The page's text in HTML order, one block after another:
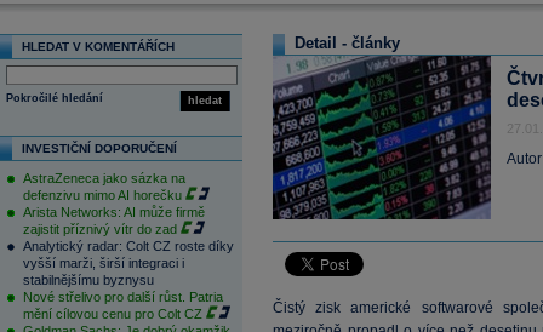
HLEDAT V KOMENTÁŘÍCH
hledat
Pokročilé hledání
INVESTIČNÍ DOPORUČENÍ
AstraZeneca jako sázka na
defenzivu mimo AI horečku
Arista Networks: AI může firmě
zajistit příznivý vítr do zad
Analytický radar: Colt CZ roste díky
vyšší marži, širší integraci i
stabilnějšímu byznysu
Nové střelivo pro další růst. Patria
mění cílovou cenu pro Colt CZ
Detail - články
Čistý zisk americké softwarové